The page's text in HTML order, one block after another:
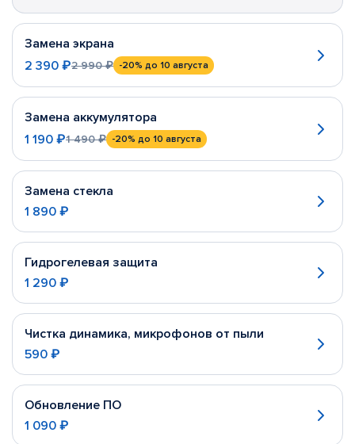
Замена экрана
2 390 ₽2 990 ₽ -20% до 10 августа
Замена аккумулятора
1 190 ₽1 490 ₽ -20% до 10 августа
Замена стекла
1 890 ₽
Гидрогелевая защита
1 290 ₽
Чистка динамика, микрофонов от пыли
590 ₽
Обновление ПО
1 090 ₽